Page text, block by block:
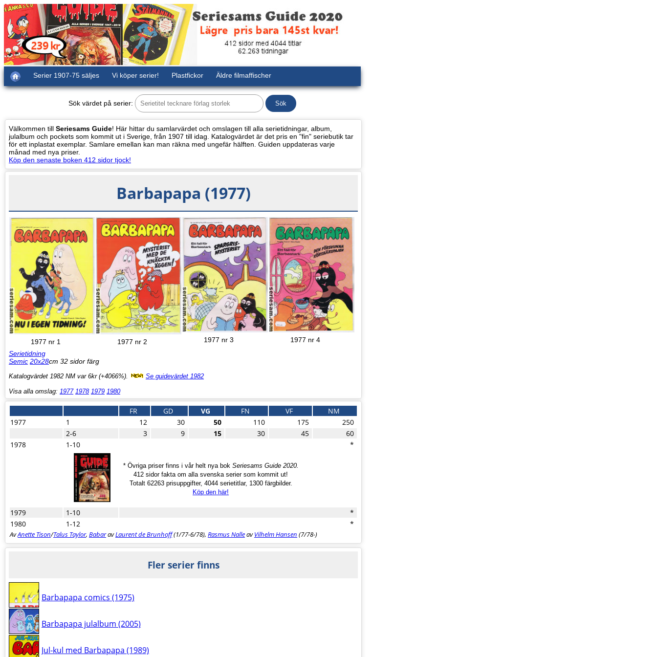
Serier 1907-75 säljes Vi köper serier! Plastfickor Äldre filmaffischer
Sök värdet på serier:
Välkommen till Seriesams Guide! Här hittar du samlarvärdet och omslagen till alla serietidningar, album,
julalbum och pockets som kommit ut i Sverige, från 1907 till idag. Katalogvärdet är det pris en "fin" seriebutik tar
för ett inplastat exemplar. Samlare emellan kan man räkna med ungefär hälften. Guiden uppdateras varje
månad med nya priser.
Köp den senaste boken 412 sidor tjock!
Barbapapa (1977)
1977 nr 1 1977 nr 2 1977 nr 3
1977 nr 4
Serietidning
Semic 20x28cm 32 sidor färg
Katalogvärdet 1982 NM var 6kr (+4066%). Se guidevärdet 1982
Visa alla omslag: 1977 1978 1979 1980
FR GD VG FN VF
NM
1977
1 12 30 50 110 175
250
2-6
3 9 15 30 45
60
1978
1-10 *
* Övriga priser finns i vår helt nya bok Seriesams Guide 2020.
412 sidor fakta om alla svenska serier som kommit ut!
Totalt 62263 prisuppgifter, 4044 serietitlar, 1300 färgbilder.
Köp den här!
1979 1-10
*
1980
1-12 *
AvAnette Tison/Talus Taylor, BabaravLaurent de Brunhoff(1/77-6/78), Rasmus NalleavVilhelm Hansen (7/78-)
Fler serier finns
Barbapapa comics (1975)
Barbapapa julalbum (2005)
Jul-kul med Barbapapa (1989)